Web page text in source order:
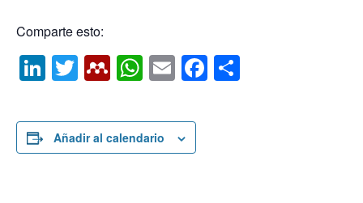
Comparte esto:
Li
n
k
e
T
wi
tt
er
M
e
n
d
W
h
at
s
E
m
ail
F
a
Añadir al calendario